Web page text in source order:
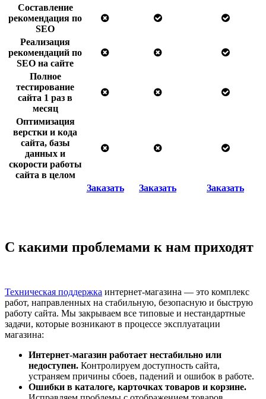
Составление
рекомендация по
SEO
Реализация
рекомендаций по
SEO на сайте
Полное
тестирование
сайта 1 раз в
месяц
Оптимизация
верстки и кода
сайта, базы
данных и
скорости работы
сайта в целом
Заказать
Заказать Заказать
С какими проблемами к нам приходят
Техническая поддержка интернет-магазина — это комплекс
работ, направленных на стабильную, безопасную и быструю
работу сайта. Мы закрываем все типовые и нестандартные
задачи, которые возникают в процессе эксплуатации
магазина:
Интернет-магазин работает нестабильно или
недоступен. Контролируем доступность сайта,
устраняем причины сбоев, падений и ошибок в работе.
Ошибки в каталоге, карточках товаров и корзине.